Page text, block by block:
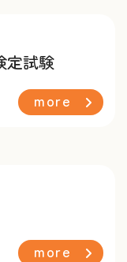
定試験
more
more